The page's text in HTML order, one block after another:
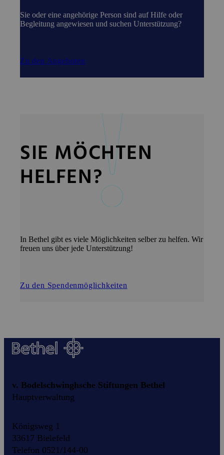
Sie oder eine angehörige Person sind auf Hilfe oder
Begleitung angewiesen und suchen Unterstützung?
Zu den Angeboten
SIE MÖCHTEN
HELFEN?
In Bethel gibt es viele Möglichkeiten selber zu helfen. Wir
freuen uns über jede Unterstützung!
Zu den Spendenmöglichkeiten
v. Bodelschwinghsche Stiftungen Bethel
Hauptverwaltung
Königsweg 1
33617 Bielefeld
Telefon 0521/144-00